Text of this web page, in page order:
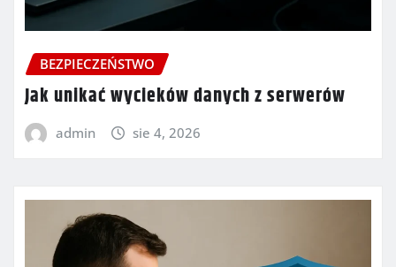
BEZPIECZEŃSTWO
Jak unikać wycieków danych z serwerów
admin sie 4, 2026